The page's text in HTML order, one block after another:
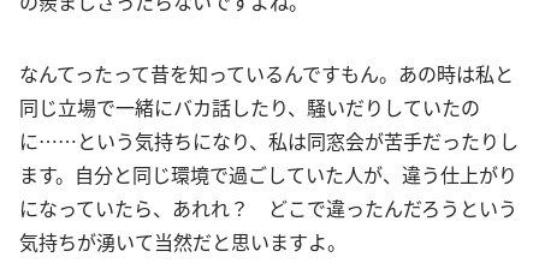
なんてったって昔を知っているんですもん。あの時は私と
同じ立場で一緒にバカ話したり、騒いだりしていたの
に……という気持ちになり、私は同窓会が苦手だったりし
ます。自分と同じ環境で過ごしていた人が、違う仕上がり
になっていたら、あれれ？ どこで違ったんだろうという
気持ちが湧いて当然だと思いますよ。